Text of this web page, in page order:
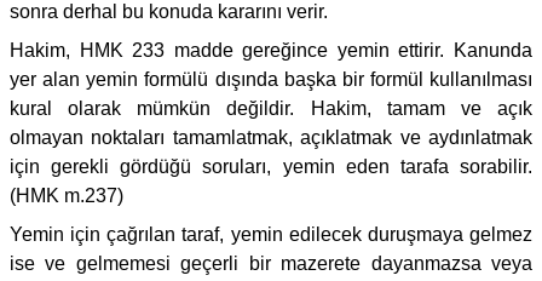
sonra derhal bu konuda kararını verir.
Hakim, HMK 233 madde gereğince yemin ettirir. Kanunda
yer alan yemin formülü dışında başka bir formül kullanılması
kural olarak mümkün değildir. Hakim, tamam ve açık
olmayan noktaları tamamlatmak, açıklatmak ve aydınlatmak
için gerekli gördüğü soruları, yemin eden tarafa sorabilir.
(HMK m.237)
Yemin için çağrılan taraf, yemin edilecek duruşmaya gelmez
ise ve gelmemesi geçerli bir mazerete dayanmazsa veya